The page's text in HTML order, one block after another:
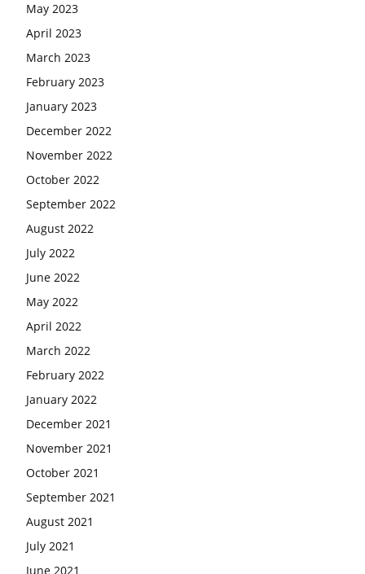
May 2023
April 2023
March 2023
February 2023
January 2023
December 2022
November 2022
October 2022
September 2022
August 2022
July 2022
June 2022
May 2022
April 2022
March 2022
February 2022
January 2022
December 2021
November 2021
October 2021
September 2021
August 2021
July 2021
June 2021